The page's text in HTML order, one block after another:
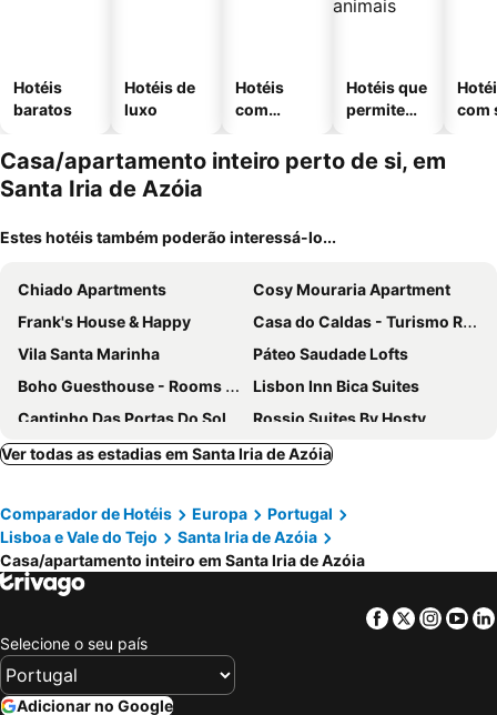
Hotéis
baratos
Hotéis de
luxo
Hotéis
com
Hotéis que
permitem
com
Casa/apartamento inteiro perto de si, em
Santa Iria de Azóia
Estes hotéis também poderão interessá-lo...
Chiado Apartments
Cosy Mouraria Apartment
Frank's House & Happy
Casa do Caldas - Turismo Rural
Vila Santa Marinha
Páteo Saudade Lofts
Boho Guesthouse - Rooms & Apartments
Lisbon Inn Bica Suites
Cantinho Das Portas Do Sol
Rossio Suites By Hosty
Lisbon Studios
City Stays Cais Sodré Apartments
Cais Urban Lodge
Chiado Home
Casa do Pátio
Correeiros Downtown V Apartment Irentexperience
Villa Baixa - Lisbon Luxury Apartments
Portas do Ceu Apartments
Alfama Suite By Homing
Carmo 43
Limehome Lisbon Rua do Arsenal
Ver todas as estadias em Santa Iria de Azóia
Comparador de Hotéis Europa
Portugal
Lisboa e Vale do Tejo
Santa Iria de Azóia
Casa/apartamento inteiro em Santa Iria de Azóia
Facebook
Twitter
Selecione o seu país
Adicionar no Google